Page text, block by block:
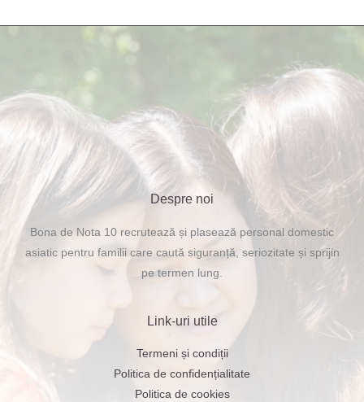
Despre noi
Bona de Nota 10 recrutează și plasează personal domestic
asiatic pentru familii care caută siguranță, seriozitate și sprijin
pe termen lung.
Link-uri utile
Termeni și condiții
Politica de confidențialitate
Politica de cookies